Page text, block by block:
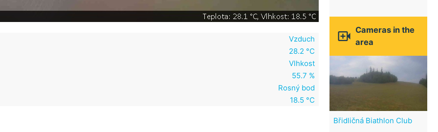
Vzduch
28.2 °C
Vlhkost
55.7 %
Rosný bod
18.5 °C
 Cameras in the
area
Břidličná Biathlon Club